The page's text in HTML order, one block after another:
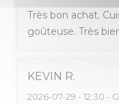
Très bon achat.
goûteuse. Très
KEVIN R
2026-07-29 - 12:30 -